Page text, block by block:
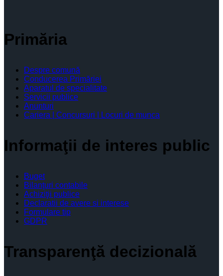
Primăria
Despre comună
Conducerea Primăriei
Aparatul de specialitate
Servicii publice
Anunturi
Cariera | Concursuri | Locuri de munca
Informaţii de interes public
Buget
Bilanţuri contabile
Achiziţii publice
Declaratii de avere si interese
Formulare tip
GDPR
Transparenţă decizională